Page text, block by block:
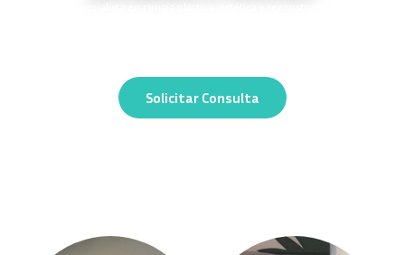
Solicitar Consulta